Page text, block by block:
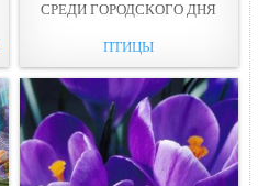
СРЕДИ ГОРОДСКОГО ДНЯ
ПТИЦЫ